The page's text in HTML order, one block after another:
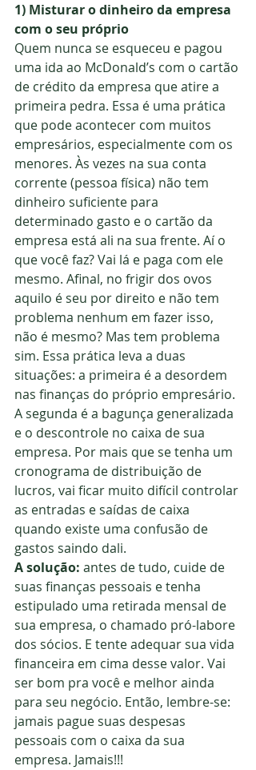
1) Misturar o dinheiro da empresa
com o seu próprio
Quem nunca se esqueceu e pagou
uma ida ao McDonald’s com o cartão
de crédito da empresa que atire a
primeira pedra. Essa é uma prática
que pode acontecer com muitos
empresários, especialmente com os
menores. Às vezes na sua conta
corrente (pessoa física) não tem
dinheiro suficiente para
determinado gasto e o cartão da
empresa está ali na sua frente. Aí o
que você faz? Vai lá e paga com ele
mesmo. Afinal, no frigir dos ovos
aquilo é seu por direito e não tem
problema nenhum em fazer isso,
não é mesmo? Mas tem problema
sim. Essa prática leva a duas
situações: a primeira é a desordem
nas finanças do próprio empresário.
A segunda é a bagunça generalizada
e o descontrole no caixa de sua
empresa. Por mais que se tenha um
cronograma de distribuição de
lucros, vai ficar muito difícil controlar
as entradas e saídas de caixa
quando existe uma confusão de
gastos saindo dali.
A solução: antes de tudo, cuide de
suas finanças pessoais e tenha
estipulado uma retirada mensal de
sua empresa, o chamado pró-labore
dos sócios. E tente adequar sua vida
financeira em cima desse valor. Vai
ser bom pra você e melhor ainda
para seu negócio. Então, lembre-se:
jamais pague suas despesas
pessoais com o caixa da sua
empresa. Jamais!!!